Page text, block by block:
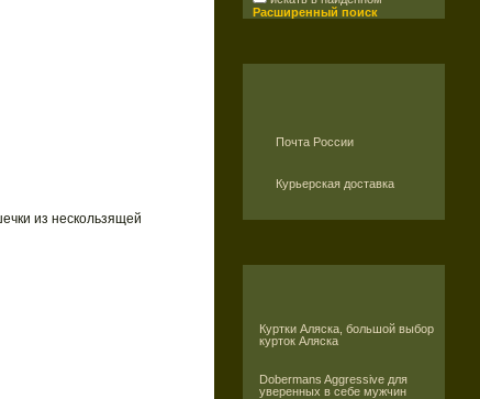
Расширенный поиск
Почта России
Курьерская доставка
Куртки Аляска, большой выбор
курток Аляска
Dobermans Aggressive для
уверенных в себе мужчин
из нескользящей